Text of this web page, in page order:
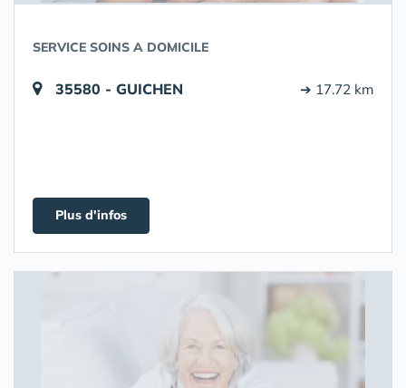
SERVICE SOINS A DOMICILE
35580 - GUICHEN ➔ 17.72 km
Plus d'infos